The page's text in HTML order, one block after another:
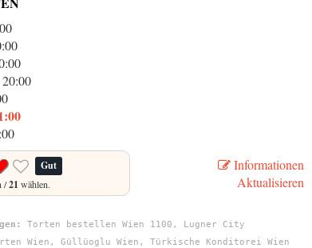
Gut
/21 wählen.
Informationen
Aktualisieren
Torten bestellen Wien 1100, Lugner City
Wien, Güllüoglu Wien, Türkische Konditorei Wien